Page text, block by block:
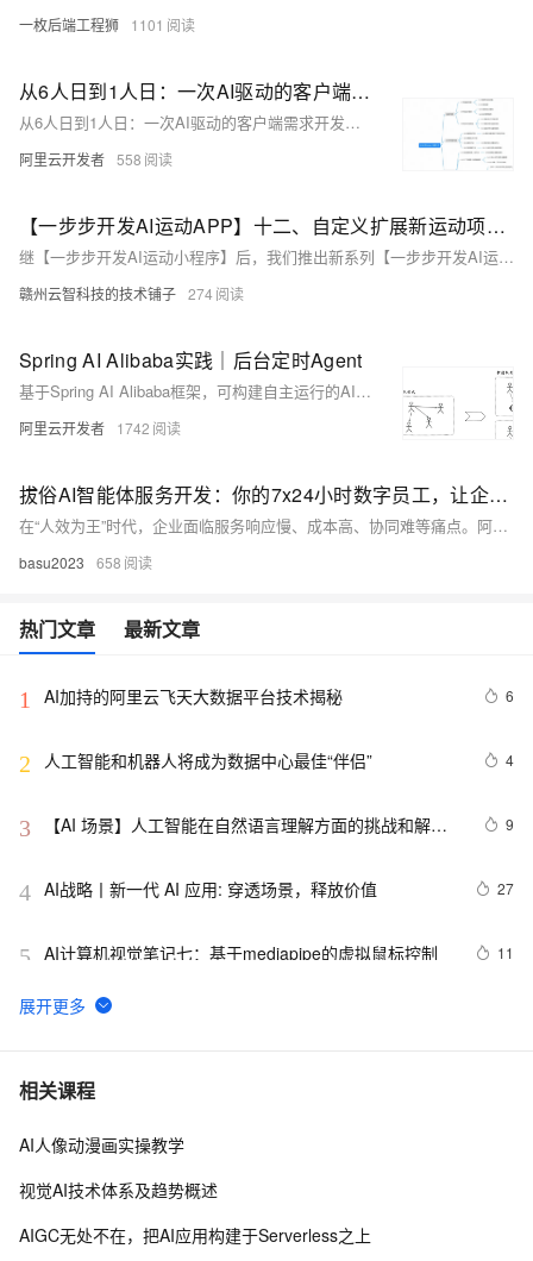
一枚后端工程狮 1101
从6人日到1人日：一次AI驱动的客户端需求开发实战
从6人日到1人日：一次AI驱动的客户端需求开发实战
阿里云开发者 558
【一步步开发AI运动APP】十二、自定义扩展新运动项目03
继【一步步开发AI运动小程序】后，我们推出新系列【一步步开发AI运动APP】，助开发者打造高性能、优体验的AI运动应用。本文详解自定义扩展运动分析器的统一管理实现，提升代码复用性与可维护性，涵盖APP与小程序插件差异及完整代码示例，助力AI运动场景深度拓展。
赣州云智科技的技术铺子 274
Spring AI Alibaba实践｜后台定时Agent
基于Spring AI Alibaba框架，可构建自主运行的AI Agent，突破传统Chat模式限制，支持定时任务、事件响应与人工协同，实现数据采集、分析到决策的自动化闭环，提升企业智能化效率。
阿里云开发者 1742
拔俗AI智能体服务开发：你的7x24小时数字员工，让企业效率飙升的秘密武器
在“人效为王”时代，企业面临服务响应慢、成本高、协同难等痛点。阿里云AI智能体以自主决策、多模态交互、持续学习三大引擎，打造永不疲倦的“数字员工”，实现7×24小时高效服务，助力企业降本增效、驱动创新增长。（238字）
basu2023 658
热门文章 最新文章
1 AI加持的阿里云飞天大数据平台技术揭秘 6
2 人工智能和机器人将成为数据中心最佳“伴侣” 4
3
【AI 场景】人工智能在自然语言理解方面的挑战和解决
9
4 AI战略丨新一代 AI 应用: 穿透场景，释放价值 27
5 AI计算机视觉笔记七：基于mediapipe的虚拟鼠标控制 11
6
AAAI,ICML,CVPR,NeurIPS...31篇国际七大AI顶会2021
7 视觉AI五天训练营教程 Day 1
8 固特异（Goodyear）利用人工智能和物联网实现数字化
相关课程
AI人像动漫画实操教学
视觉AI技术体系及趋势概述
AIGC无处不在，把AI应用构建于Serverless之上